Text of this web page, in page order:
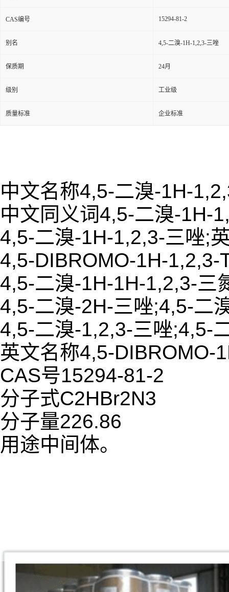
CAS编号 15294-81-2
别名 4,5-二溴-1H-1,2,3-三唑
保质期 24月
级别 工业级
质量标准 企业标准
中文名称4,5-二溴-1H-
中文同义词4,5-二溴-1H-
4,5-二溴-1H-1,2,3-三唑;
4,5-DIBROMO-1H-1,2,3-
4,5-二溴-1H-1H-1,2,3-三
4,5-二溴-2H-三唑;4,5-二
4,5-二溴-1,2,3-三唑;4,5-
英文名称4,5-DIBROMO-
CAS号15294-81-2
分子式C2HBr2N3
分子量226.86
用途中间体。